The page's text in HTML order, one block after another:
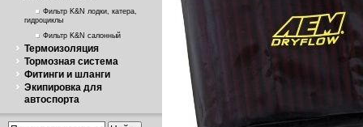
Фильтр K&N лодки, катера,
гидроциклы
Фильтр K&N салонный
Термоизоляция
Тормозная система
Фитинги и шланги
Экипировка для
автоспорта